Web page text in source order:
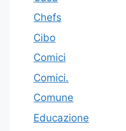
Chefs
Cibo
Comici
Comici.
Comune
Educazione